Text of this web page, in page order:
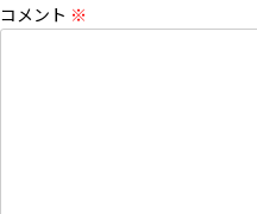
コメント ※